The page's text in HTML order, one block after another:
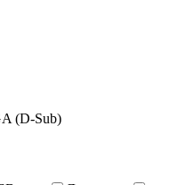
(D-Sub)